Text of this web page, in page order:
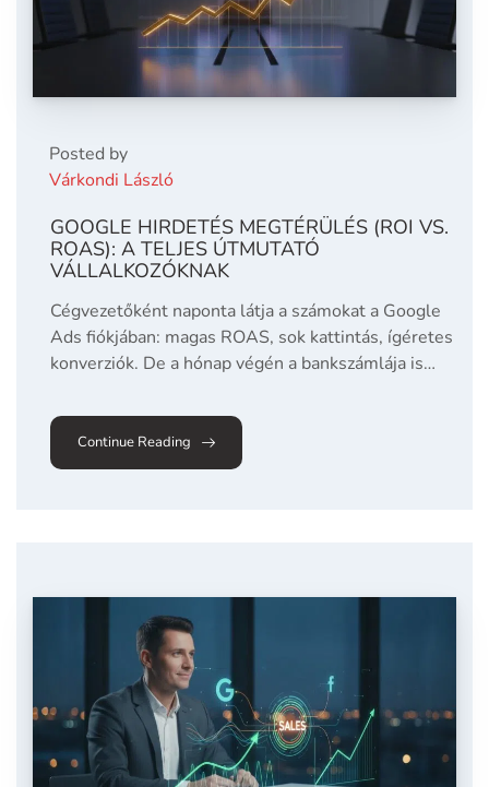
Posted by
Várkondi László
GOOGLE HIRDETÉS MEGTÉRÜLÉS (ROI VS.
ROAS): A TELJES ÚTMUTATÓ
VÁLLALKOZÓKNAK
Cégvezetőként naponta látja a számokat a Google
Ads fiókjában: magas ROAS, sok kattintás, ígéretes
konverziók. De a hónap végén a bankszámlája is…
Continue Reading